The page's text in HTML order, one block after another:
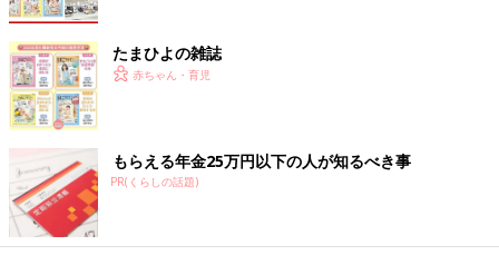
たまひよの雑誌
赤ちゃん・育児
もらえる年金25万円以下の人が知るべき事
PR(くらしの話題)